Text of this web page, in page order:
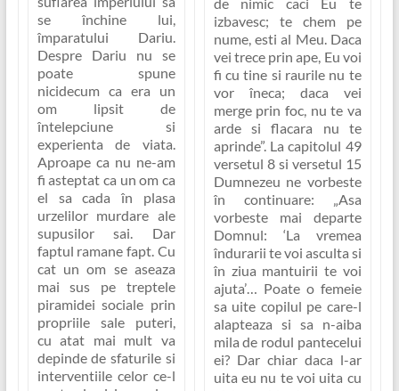
se închine lui,
împaratului Dariu.
Despre Dariu nu se
poate spune
nicidecum ca era un
om lipsit de
întelepciune si
experienta de viata.
Aproape ca nu ne-am
fi asteptat ca un om ca
el sa cada în plasa
urzelilor murdare ale
supusilor sai. Dar
faptul ramane fapt. Cu
cat un om se aseaza
mai sus pe treptele
piramidei sociale prin
propriile sale puteri,
cu atat mai mult va
depinde de sfaturile si
interventiile celor ce-l
izbavesc; te chem pe
nume, esti al Meu. Daca
vei trece prin ape, Eu voi
fi cu tine si raurile nu te
vor îneca; daca vei
merge prin foc, nu te va
arde si flacara nu te
aprinde”. La capitolul 49
versetul 8 si versetul 15
Dumnezeu ne vorbeste
în continuare: „Asa
vorbeste mai departe
Domnul: ‘La vremea
îndurarii te voi asculta si
în ziua mantuirii te voi
ajuta’… Poate o femeie
sa uite copilul pe care-l
alapteaza si sa n-aiba
mila de rodul pantecelui
ei? Dar chiar daca l-ar
uita eu nu te voi uita cu